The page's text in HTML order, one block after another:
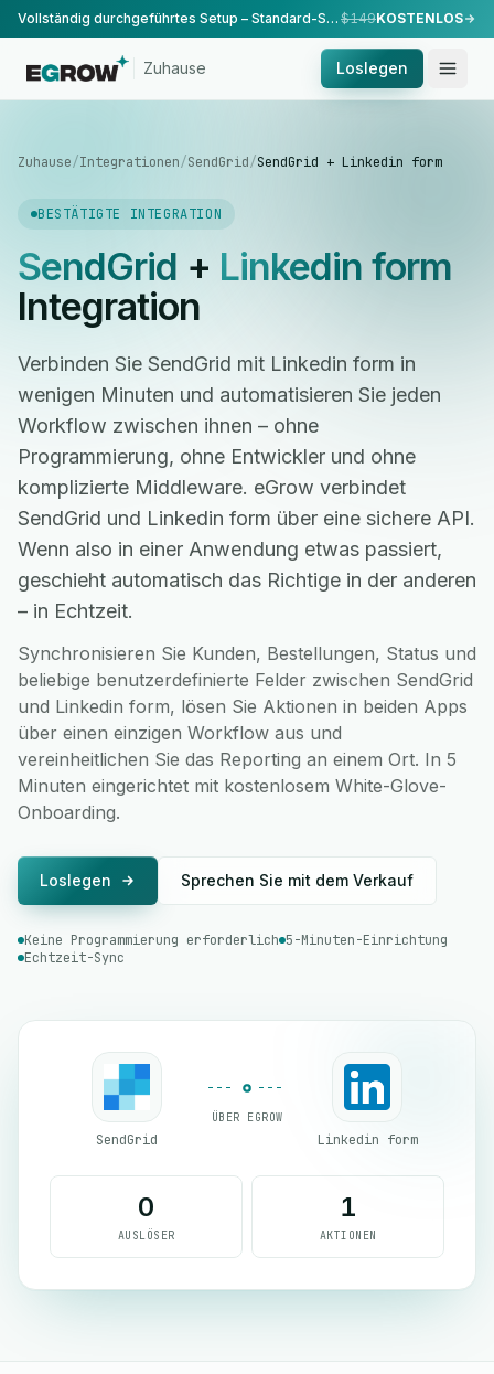
Vollständig durchgeführtes Setup – Standard-Setup, durchgeführt von unserem Team. $149KOSTENLOS
Zuhause Loslegen
Zuhause/Integrationen/SendGrid/SendGrid + Linkedin form
BESTÄTIGTE INTEGRATION
SendGrid + Linkedin form
Integration
Verbinden Sie SendGrid mit Linkedin form in
wenigen Minuten und automatisieren Sie jeden
Workflow zwischen ihnen – ohne
Programmierung, ohne Entwickler und ohne
komplizierte Middleware. eGrow verbindet
SendGrid und Linkedin form über eine sichere API.
Wenn also in einer Anwendung etwas passiert,
geschieht automatisch das Richtige in der anderen
– in Echtzeit.
Synchronisieren Sie Kunden, Bestellungen, Status und
beliebige benutzerdefinierte Felder zwischen SendGrid
und Linkedin form, lösen Sie Aktionen in beiden Apps
über einen einzigen Workflow aus und
vereinheitlichen Sie das Reporting an einem Ort. In 5
Minuten eingerichtet mit kostenlosem White-Glove-
Onboarding.
Loslegen Sprechen Sie mit dem Verkauf
Keine Programmierung erforderlich 5-Minuten-Einrichtung
Echtzeit-Sync
SendGrid
ÜBER EGROW
Linkedin form
0
AUSLÖSER
1
AKTIONEN